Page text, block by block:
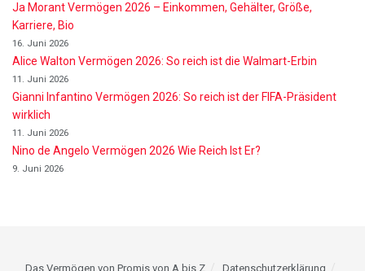
Ja Morant Vermögen 2026 – Einkommen, Gehälter, Größe,
Karriere, Bio
16. Juni 2026
Alice Walton Vermögen 2026: So reich ist die Walmart-Erbin
11. Juni 2026
Gianni Infantino Vermögen 2026: So reich ist der FIFA-Präsident
wirklich
11. Juni 2026
Nino de Angelo Vermögen 2026 Wie Reich Ist Er?
9. Juni 2026
Das Vermögen von Promis von A bis Z
Datenschutzerklärung